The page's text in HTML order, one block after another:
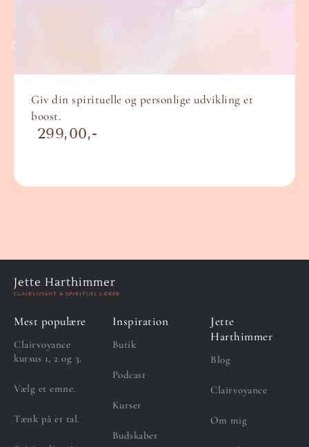
Giv din spirituelle og personlige udvikling et
boost.
299,00
Jette Harthimmer
CLAIRVOYANT & SPIRITUEL LÆRER
Mest populære
Clairvoyance
kursus 1, 2 og 3.
Vælg et emne.
Tænk på et tal.
Inspiration
Butik
Podcast
Kurser
Budskaber
Jette
Harthimmer
Blog
Clairvoyance
Om mig